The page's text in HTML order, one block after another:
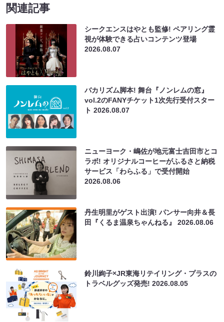
関連記事
シークエンスはやとも監修! ペアリング霊
視が体験できる占いコンテンツ登場
2026.08.07
バカリズム脚本! 舞台『ノンレムの窓』
vol.2のFANYチケット1次先行受付スター
ト2026.08.07
ニューヨーク・嶋佐が地元富士吉田市とコ
ラボ! オリジナルコーヒーがふるさと納税
サービス「わらふる」で受付開始
2026.08.06
丹生明里がゲスト出演! パンサー向井＆長
田『くるま温泉ちゃんねる』2026.08.06
鈴川絢子×JR東海リテイリング・プラスの
トラベルグッズ発売!2026.08.05